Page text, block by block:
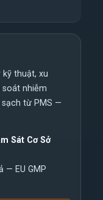
thuật, xu
soát nhiễm
sạch từ PMS —
Sát Cơ Sở
— EU GMP